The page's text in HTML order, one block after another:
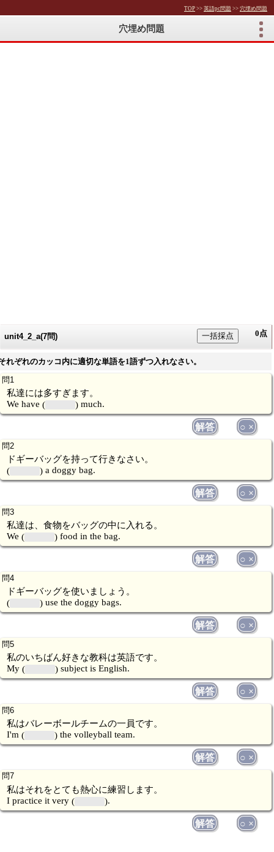
TOP >> 英語pc問題 >> 穴埋め問題
穴埋め問題
unit4_2_a(7問) 一括採点 0点
れぞれのカッコ内に適切な単語を1語ずつ入れなさい。
私達には多すぎます。
We have
much.
解答 ○ ×
ドギーバッグを持って行きなさい。
a doggy bag.
解答 ○ ×
私達は、食物をバッグの中に入れる。
We
food in the bag.
解答 ○ ×
ドギーバッグを使いましょう。
use the doggy bags.
解答 ○ ×
私のいちばん好きな教科は英語です。
My
subject is English.
解答 ○ ×
私はバレーボールチームの一員です。
I'm
the volleyball team.
解答 ○ ×
私はそれをとても熱心に練習します。
I practice it very
.
解答 ○ ×